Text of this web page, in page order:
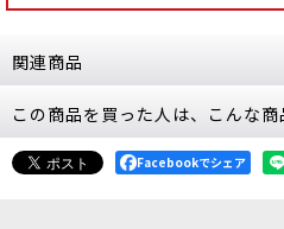
関連商品
[秩序のバトルトーム]
本語版[85-05]
この商品を買った人は、こんな
Facebookでシェア